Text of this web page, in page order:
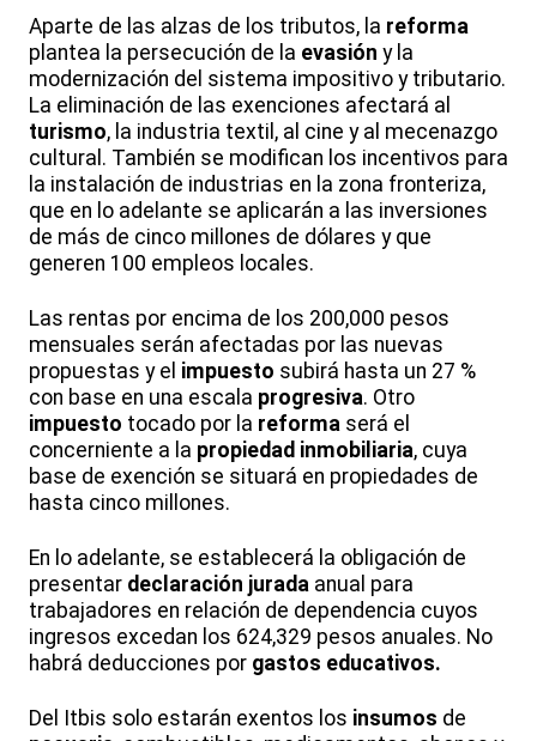
Aparte de las alzas de los tributos, la reforma
plantea la persecución de la evasión y la
modernización del sistema impositivo y tributario.
La eliminación de las exenciones afectará al
turismo, la industria textil, al cine y al mecenazgo
cultural. También se modifican los incentivos para
la instalación de industrias en la zona fronteriza,
que en lo adelante se aplicarán a las inversiones
de más de cinco millones de dólares y que
generen 100 empleos locales.
Las rentas por encima de los 200,000 pesos
mensuales serán afectadas por las nuevas
propuestas y el impuesto subirá hasta un 27 %
con base en una escala progresiva. Otro
impuesto tocado por la reforma será el
concerniente a la propiedad inmobiliaria, cuya
base de exención se situará en propiedades de
hasta cinco millones.
En lo adelante, se establecerá la obligación de
presentar declaración jurada anual para
trabajadores en relación de dependencia cuyos
ingresos excedan los 624,329 pesos anuales. No
habrá deducciones por gastos educativos.
Del Itbis solo estarán exentos los insumos de